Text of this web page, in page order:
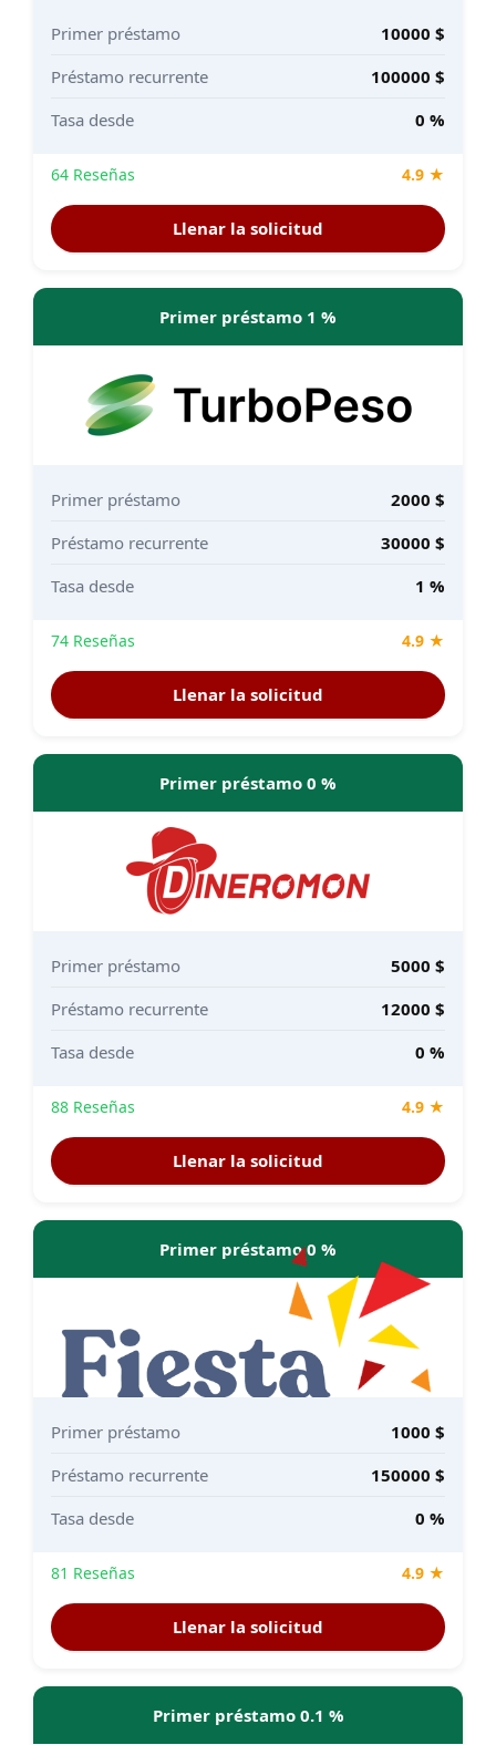
Primer préstamo
10000 $
Préstamo recurrente
100000 $
Tasa desde
0 %
64 Reseñas 4.9 ★
Llenar la solicitud
Primer préstamo 1 %
Primer préstamo
2000 $
Préstamo recurrente
30000 $
Tasa desde
1 %
74 Reseñas 4.9 ★
Llenar la solicitud
Primer préstamo 0 %
Primer préstamo
5000 $
Préstamo recurrente
12000 $
Tasa desde
0 %
88 Reseñas 4.9 ★
Llenar la solicitud
Primer préstamo 0 %
Primer préstamo
1000 $
Préstamo recurrente
150000 $
Tasa desde
0 %
81 Reseñas 4.9 ★
Llenar la solicitud
Primer préstamo 0.1 %